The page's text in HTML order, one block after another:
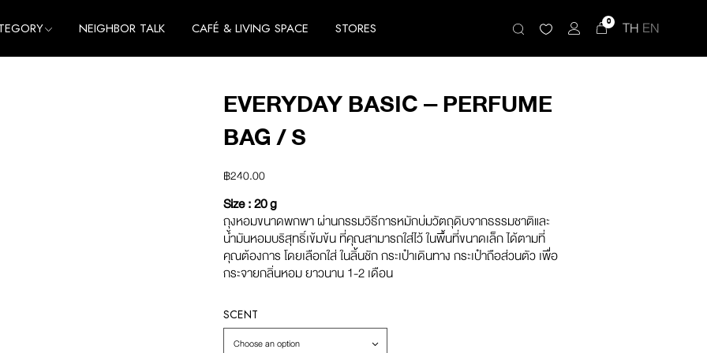
NEIGHBOR TALK CAFÉ & LIVING SPACE STORES 0 TH EN
EVERYDAY BASIC – PERFUME
BAG / S
฿240.00
Size : 20 g
ถุงหอมขนาดพกพา ผ่านกรรมวิธีการหมักบ่มวัตถุดิบจากธรรมชาติและ
น้ำมันหอมบริสุทธิ์เข้มข้น ที่คุณสามารถใส่ไว้ ในพื้นที่ขนาดเล็ก ได้ตามที่
คุณต้องการ โดยเลือกใส่ ในลิ้นชัก กระเป๋าเดินทาง กระเป๋าถือส่วนตัว เพื่อ
กระจายกลิ่นหอม ยาวนาน 1-2 เดือน
SCENT
Choose an option